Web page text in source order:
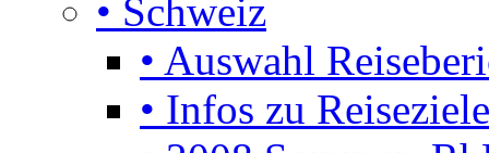
• Schweiz
• Auswahl
• Infos zu